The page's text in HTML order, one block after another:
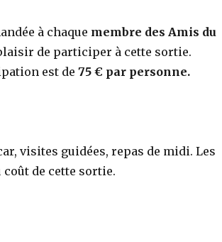
à chaque membre des Amis du
de participer à cette sortie.
est de75 € par personne.
visites guidées, repas de midi. Les
de cette sortie.